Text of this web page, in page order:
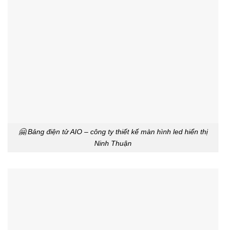
🤗 Bảng điện tử AIO – công ty thiết kế màn hình led hiển thị
Ninh Thuận